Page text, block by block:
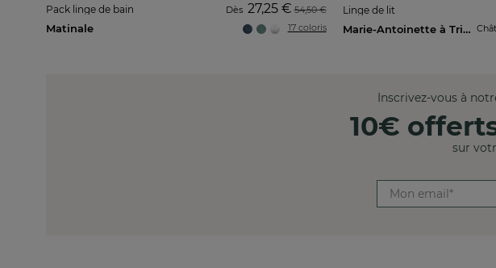
Pack linge de bain
Matinale
Dès 27,25 € 54,50 €
17 coloris
Linge de lit
Marie-Antoinette à Trianon
Inscrivez-vous à
10€
sur